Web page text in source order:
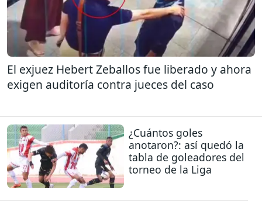
El exjuez Hebert Zeballos fue liberado y ahora
exigen auditoría contra jueces del caso
¿Cuántos goles
anotaron?: así quedó la
tabla de goleadores del
torneo de la Liga